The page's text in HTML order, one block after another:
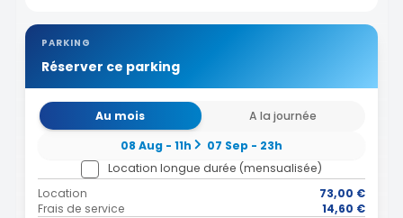
PARKING
Réserver ce parking
Au mois
A la journée
08 Aug - 11h
07 Sep - 23h
Location longue durée (mensualisée)
Location
73,00 €
Frais de service
14,60 €